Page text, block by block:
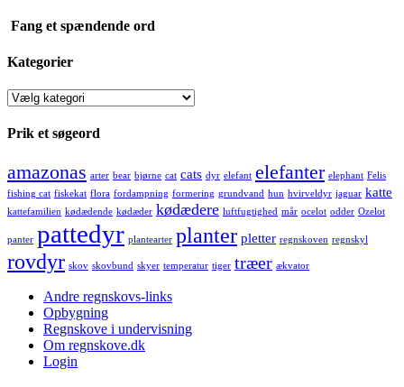
Fang et spændende ord
Kategorier
Kategorier
Prik et søgeord
amazonas arter bear bjørne cat cats dyr elefant elefanter elephant Felis
fishing cat fiskekat flora fordampning formering grundvand hun hvirveldyr jaguar katte
kattefamilien kødædende kødæder kødædere luftfugtighed mår ocelot odder Ozelot
panter pattedyr plantearter planter pletter regnskoven regnskyl
rovdyr skov skovbund skyer temperatur tiger træer ækvator
Andre regnskovs-links
Opbygning
Regnskove i undervisning
Om regnskove.dk
Login